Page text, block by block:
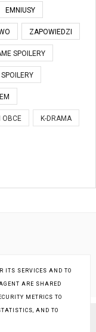
EMNIUSY
ZAPOWIEDZI
SPOILERY
SPOILERY
OBCE K-DRAMA
ITS SERVICES AND TO
ARE SHARED
METRICS TO
AND TO